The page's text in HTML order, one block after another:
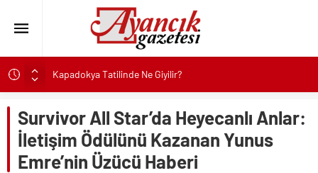
Didim Belediyesi’nden Kent Genelinde Yol Bakım ve Onarım
Çalışması
Hastalıktan Ari İşletmelerde Yeni Model Ele Alındı
Kaykay Şampiyonasının Kalbi Osmangazi’de Attı
Survivor All Star’da Heyecanlı Anlar:
İletişim Ödülünü Kazanan Yunus
Emre’nin Üzücü Haberi